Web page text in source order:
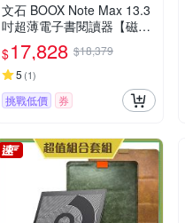
文石 BOOX Note Max 13.3
吋超薄電子書閱讀器【磁吸
式皮套組】
$17,828 $18,379
5 (1)
挑戰低價 券